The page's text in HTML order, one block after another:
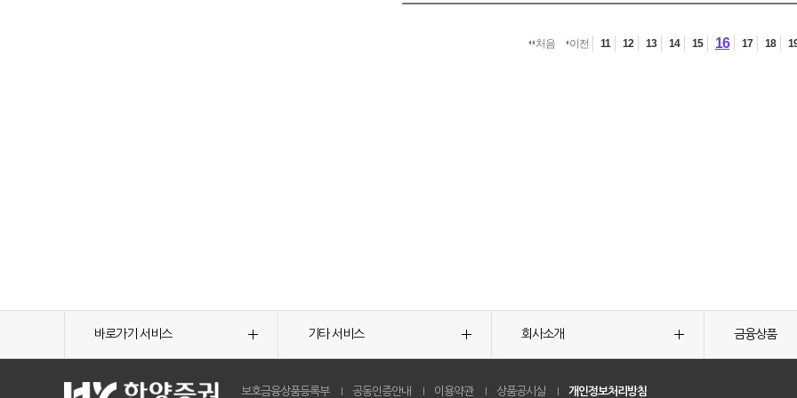
처음 이전 11 12 13 14 15 16 17 18
바로가기 서비스 기타 서비스 회사소개 금융상품
보호금융상품등록부 공동인증안내 이용약관 상품공시실 개인정보처리방침